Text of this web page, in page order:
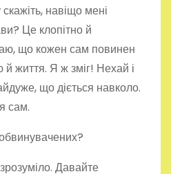
навіщо мені
Це клопітно й
що кожен сам повинен
життя. Я ж зміг! Нехай і
що діється навколо.
сам.
Давайте